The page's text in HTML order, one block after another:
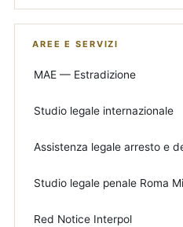
AREE E SERVIZI
MAE — Estradizione
Studio legale internazionale
Assistenza legale arresto e
Studio legale penale Roma
Red Notice Interpol